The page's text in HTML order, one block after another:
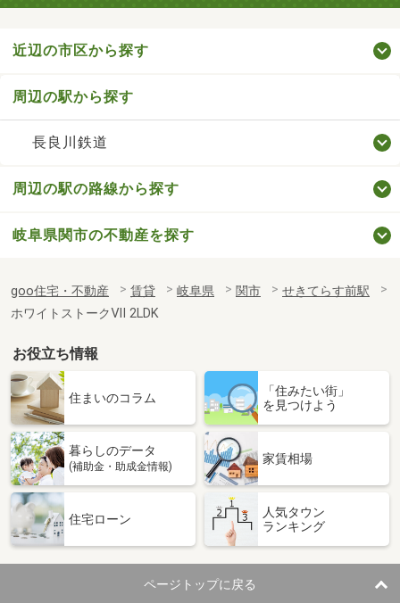
近辺の市区から探す
周辺の駅から探す
長良川鉄道
周辺の駅の路線から探す
岐阜県関市の不動産を探す
goo住宅・不動産 賃貸 岐阜県 関市
せきてらす前駅
ホワイトストークⅦ 2LDK
お役立ち情報
住まいのコラム
「住みたい街」
を見つけよう
暮らしのデータ
(補助金・助成金情報)
家賃相場
住宅ローン
人気タウン
ランキング
ページトップに戻る